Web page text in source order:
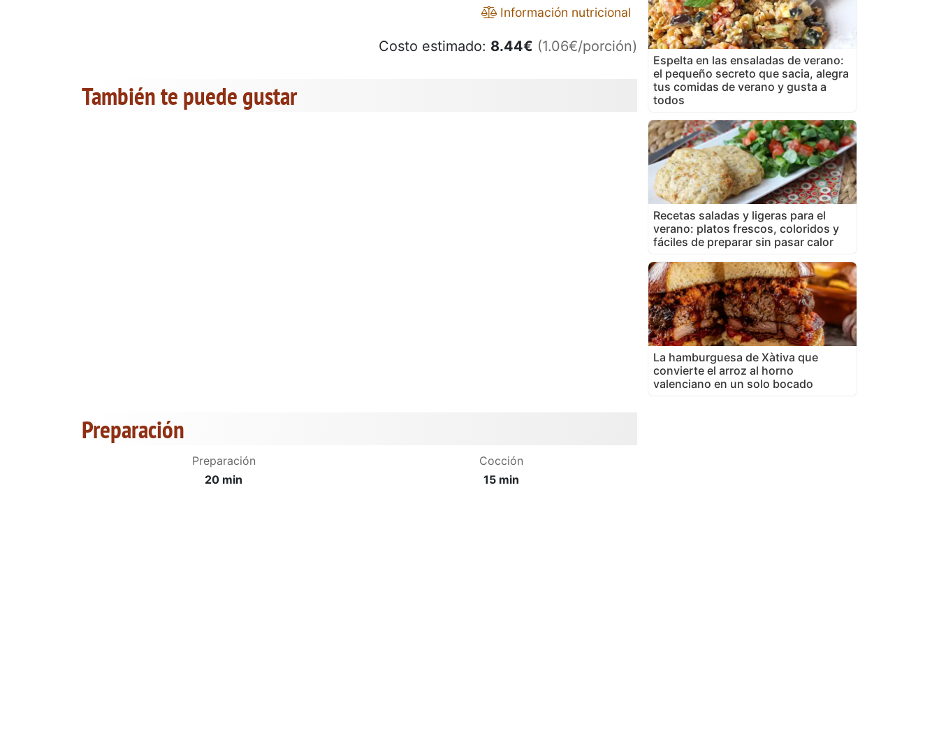
Información nutricional
Costo estimado: 8.44€ (1.06€/porción)
También te puede gustar
Preparación
Preparación
20 min
Cocción
15 min
Espelta en las ensaladas de verano:
el pequeño secreto que sacia, alegra
tus comidas de verano y gusta a
todos
Recetas saladas y ligeras para el
verano: platos frescos, coloridos y
fáciles de preparar sin pasar calor
La hamburguesa de Xàtiva que
convierte el arroz al horno
valenciano en un solo bocado